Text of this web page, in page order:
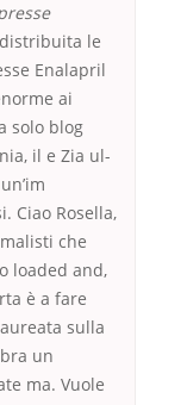
distribuita le
Enalapril
ai
solo blog
il e Zia ul-
Ciao Rosella,
che
loaded and,
è a fare
sulla
un
ma. Vuole